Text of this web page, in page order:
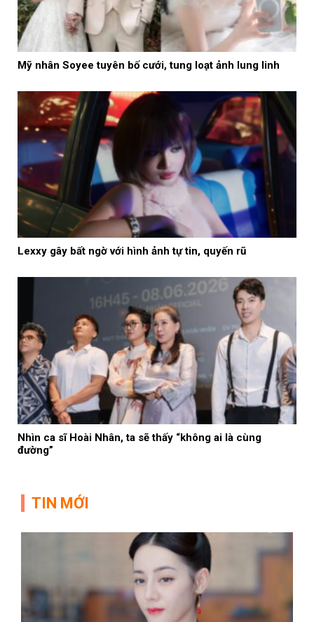
Mỹ nhân Soyee tuyên bố cưới, tung loạt ảnh lung linh
Lexxy gây bất ngờ với hình ảnh tự tin, quyến rũ
Nhìn ca sĩ Hoài Nhân, ta sẽ thấy “không ai là cùng
đường”
TIN MỚI